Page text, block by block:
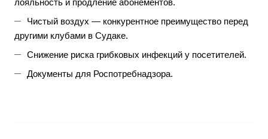
Чистый воздух — конкурентное преимущество перед
другими клубами в Судаке.
Снижение риска грибковых инфекций у посетителей.
Документы для Роспотребнадзора.